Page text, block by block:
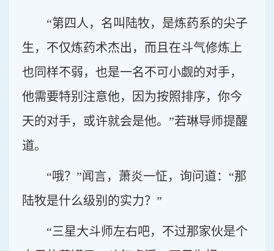
“第四人，名叫陆牧，是炼药系的尖子
生，不仅炼药术杰出，而且在斗气修炼上
也同样不弱，也是一名不可小觑的对手，
他需要特别注意他，因为按照排序，你今
天的对手，或许就会是他。”若琳导师提醒
道。
“哦？”闻言，萧炎一怔，询问道：“那
陆牧是什么级别的实力？”
“三星大斗师左右吧，不过那家伙是个